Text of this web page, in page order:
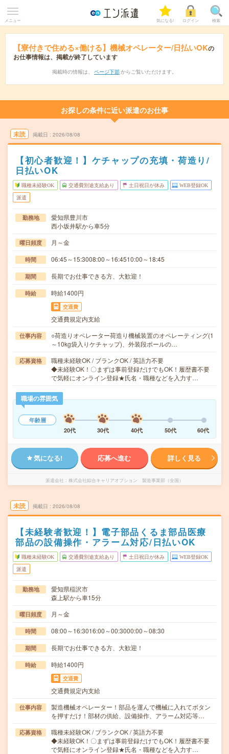
メニュー 気になる! ログイン 検索
【寮付きで住める×働ける】機械オペレーター/日払いOKの
お仕事情報は、掲載が終了しています
掲載時の情報は、 ページ下部 からご覧いただけます。
お探しの条件に近い派遣のお仕事
未読 掲載日 2026/08/08
【初心者歓迎！】ケチャップの充填・荷造り/
日払いOK
職種未経験OK 交通費別途支給あり 土日祝日が休み WEB登録OK
派遣
勤務地
愛知県豊川市
西小坂井駅から車5分
曜日頻度 月～金
時間 06:45～15:3008:00～16:4510:00～18:45
期間 長期でお仕事できる方、大歓迎！
時給 時給1400円
交通費
交通費規定内支給
仕事内容
○荷造りオペレーター荷造り機械装置のオペレーティング(1
～10kg袋入りケチャップ)、外装段ボールの…
応募資格
職種未経験OK / ブランクOK / 英語力不要
◆未経験OK！〇まずは事前登録だけでもOK！履歴書不要
で気軽にオンライン登録★氏名・職種などを入力す…
職場の雰囲気
年齢層
20代
30代 40代 50代 60代
気になる! 応募へ進む 詳しく見る
派遣会社 株式会社綜合キャリアオプション 製造事業部（全国）
未読 掲載日 2026/08/08
【未経験者歓迎！】電子部品くるま部品医療
部品の設備操作・アラーム対応/日払いOK
職種未経験OK 交通費別途支給あり 土日祝日が休み WEB登録OK
派遣
勤務地
愛知県稲沢市
森上駅から車15分
曜日頻度 月～金
時間 08:00～16:3016:00～00:3000:00～08:30
期間 長期でお仕事できる方、大歓迎！
時給 時給1400円
交通費
交通費規定内支給
仕事内容
製造機械オペレーター！部品を運んで機械に入れてボタン
を押すだけ！部材の供給、設備操作、アラーム対応等…
応募資格
職種未経験OK / ブランクOK / 英語力不要
◆未経験OK！〇まずは事前登録だけでもOK！履歴書不要
で気軽にオンライン登録★氏名・職種などを入力す…